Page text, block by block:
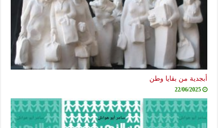
أبجدية من بقايا وطن
22/06/2025